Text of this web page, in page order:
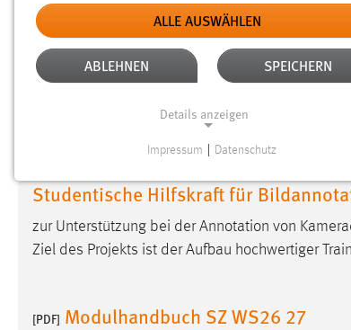
Gesucht nach "raum".Es wurden 2197 Ergebnisse
Studentische Hilfskraft für
zur Unterstützung bei der Annotation von
Ziel des Projekts ist der Aufbau hochwertiger
[PDF] Modulhandbuch SZ WS26 27
ALLE AUSWÄHLEN
ABLEHNEN SPEICHERN
Details anzeigen
Notwendige Cookies ermöglichen grundlegende
Website erforderlich.
Name: cookie_consent
Impressum Datenschutz